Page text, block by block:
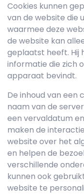
Cookies kunnen
van de website die
waarmee deze
de website kan
geplaatst heeft. Hij
informatie die zich
apparaat bevindt.
De inhoud van een
naam van de
een vervaldatum
maken de
website over het
en helpen de
verschillende
kunnen ook
website te